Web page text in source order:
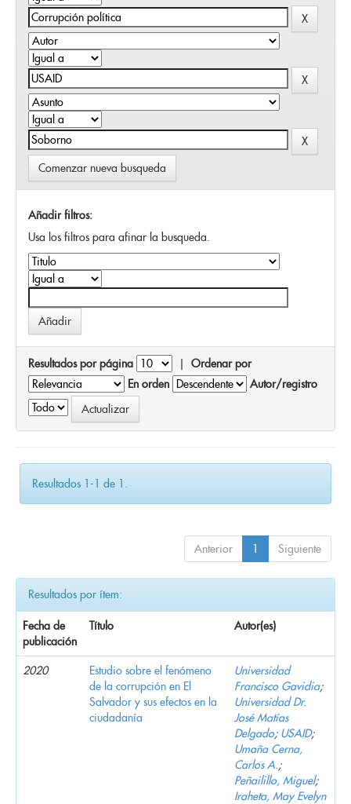
Comenzar nueva busqueda
Añadir filtros:
Usa los filtros para afinar la busqueda.
Resultados por página | Ordenar por
En orden
Autor/registro
Resultados 1-1 de 1.
Anterior 1 Siguiente
Resultados por ítem:
Fecha de
publicación
Título Autor(es)
2020
Estudio sobre el fenómeno
de la corrupción en El
Salvador y sus efectos en la
ciudadanía
Universidad
Francisco Gavidia;
Universidad Dr.
José Matías
Delgado; USAID;
Umaña Cerna,
Carlos A.;
Peñailillo, Miguel;
Iraheta, May Evelyn